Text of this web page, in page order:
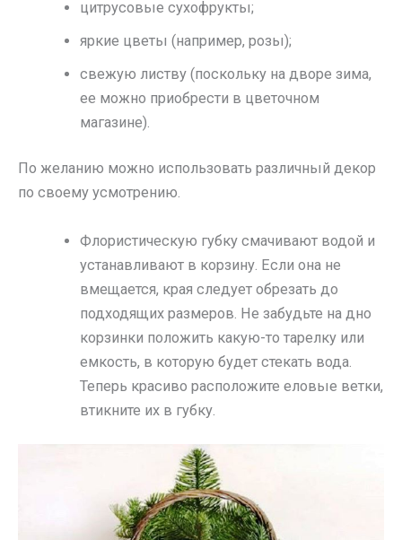
цитрусовые сухофрукты;
яркие цветы (например, розы);
свежую листву (поскольку на дворе зима,
ее можно приобрести в цветочном
магазине).
По желанию можно использовать различный декор
по своему усмотрению.
Флористическую губку смачивают водой и
устанавливают в корзину. Если она не
вмещается, края следует обрезать до
подходящих размеров. Не забудьте на дно
корзинки положить какую-то тарелку или
емкость, в которую будет стекать вода.
Теперь красиво расположите еловые ветки,
втикните их в губку.